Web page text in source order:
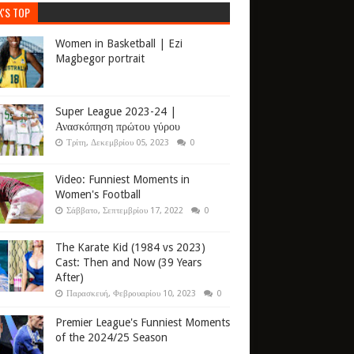
TOP
Women in Basketball | Ezi
Magbegor portrait
Super League 2023-24 |
Ανασκόπηση πρώτου γύρου
Τρίτη, Δεκεμβρίου 05, 2023 0
Video: Funniest Moments in
Women's Football
Σάββατο, Σεπτεμβρίου 17, 2022 0
The Karate Kid (1984 vs 2023)
Cast: Then and Now (39 Years
After)
Παρασκευή, Φεβρουαρίου 10, 2023 0
Premier League's Funniest Moments
of the 2024/25 Season